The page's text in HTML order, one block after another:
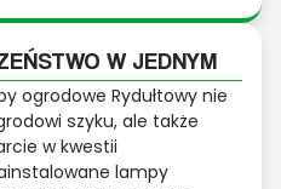
W JEDNYM
ogrodowe Rydułtowy nie
szyku, ale także
w kwestii
lampy